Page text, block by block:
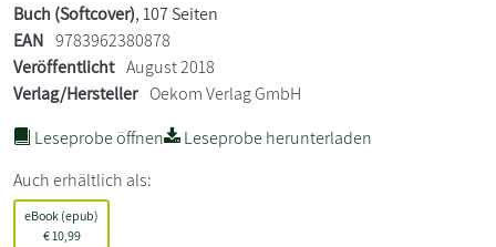
Buch (Softcover), 107 Seiten
EAN 9783962380878
Veröffentlicht August 2018
Verlag/Hersteller Oekom Verlag GmbH
Leseprobe öffnen
Leseprobe herunterladen
Auch erhältlich als:
eBook (epub)
€10,99